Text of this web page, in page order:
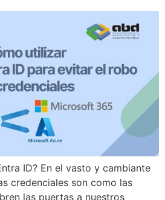
ID? En el vasto y cambiante
credenciales son como las
las puertas a nuestros